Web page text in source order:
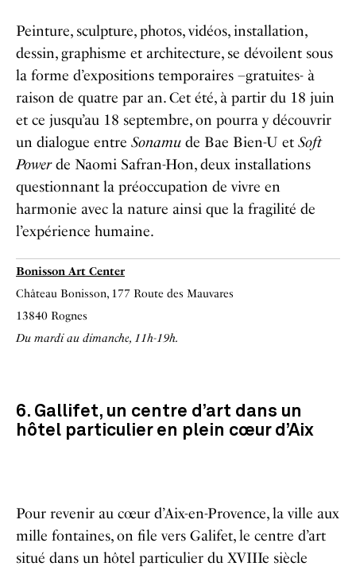
Peinture, sculpture, photos, vidéos, installation,
dessin, graphisme et architecture, se dévoilent sous
la forme d’expositions temporaires –gratuites- à
raison de quatre par an. Cet été, à partir du 18 juin
et ce jusqu’au 18 septembre, on pourra y découvrir
un dialogue entre Sonamu de Bae Bien-U et Soft
Powerde Naomi Safran-Hon, deux installations
questionnant la préoccupation de vivre en
harmonie avec la nature ainsi que la fragilité de
l’expérience humaine.
Bonisson Art Center
Château Bonisson, 177 Route des Mauvares
13840 Rognes
Du mardi au dimanche, 11h-19h.
6. Gallifet, un centre d’art dans un
hôtel particulier en plein cœur d’Aix
Pour revenir au cœur d’Aix-en-Provence, la ville aux
mille fontaines, on file vers Galifet, le centre d’art
situé dans un hôtel particulier du XVIIIe siècle